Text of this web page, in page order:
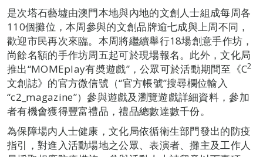
是次塔石藝墟由澳門本地與內地的文創人士組成每周各
110個攤位，本周參與的文創品牌逾七成與上周不同，
歡迎市民再次來臨。本周將繼續舉行18場創意手作坊，
尚餘名額的手作坊周五起可於現場報名。此外，文化局
推出“MOMEplay有奬遊戲”，公眾可於活動期間至《C2
文創誌》的官方微信號（“官方帳號”搜尋欄位輸入
“c2_magazine”）參與遊戲及瀏覽遊戲詳細資料，參加
者有機會獲得豐富禮品，禮品總數達數千份。
為保障場内人士健康，文化局依循衛生部門發出的防疫
指引，對進入活動場地之公眾、表演者、攤主及工作人